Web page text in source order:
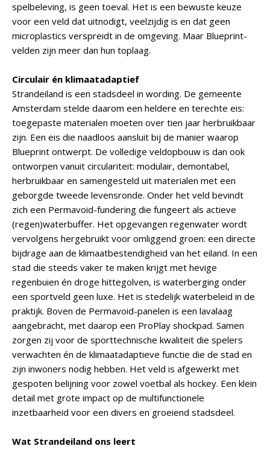
spelbeleving, is geen toeval. Het is een bewuste keuze
voor een veld dat uitnodigt, veelzijdig is en dat geen
microplastics verspreidt in de omgeving. Maar Blueprint-
velden zijn meer dan hun toplaag.
Circulair én klimaatadaptief
Strandeiland is een stadsdeel in wording. De gemeente
Amsterdam stelde daarom een heldere en terechte eis:
toegepaste materialen moeten over tien jaar herbruikbaar
zijn. Een eis die naadloos aansluit bij de manier waarop
Blueprint ontwerpt. De volledige veldopbouw is dan ook
ontworpen vanuit circulariteit: modulair, demontabel,
herbruikbaar en samengesteld uit materialen met een
geborgde tweede levensronde. Onder het veld bevindt
zich een Permavoid-fundering die fungeert als actieve
(regen)waterbuffer. Het opgevangen regenwater wordt
vervolgens hergebruikt voor omliggend groen: een directe
bijdrage aan de klimaatbestendigheid van het eiland. In een
stad die steeds vaker te maken krijgt met hevige
regenbuien én droge hittegolven, is waterberging onder
een sportveld geen luxe. Het is stedelijk waterbeleid in de
praktijk. Boven de Permavoid-panelen is een lavalaag
aangebracht, met daarop een ProPlay shockpad. Samen
zorgen zij voor de sporttechnische kwaliteit die spelers
verwachten én de klimaatadaptieve functie die de stad en
zijn inwoners nodig hebben. Het veld is afgewerkt met
gespoten belijning voor zowel voetbal als hockey. Een klein
detail met grote impact op de multifunctionele
inzetbaarheid voor een divers en groeiend stadsdeel.
Wat Strandeiland ons leert